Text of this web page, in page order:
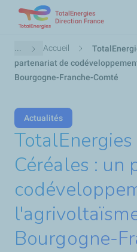
TotalEnergies
Direction France
Fil
d'Ariane
... Accueil
partenariat de
Bourgogne-Franche-Comté
Actualités
Céréales : un
Bourgogne-